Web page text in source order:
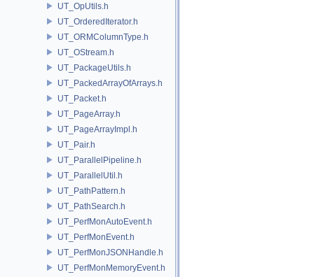
UT_OpUtils.h
UT_OrderedIterator.h
UT_ORMColumnType.h
UT_OStream.h
UT_PackageUtils.h
UT_PackedArrayOfArrays.h
UT_Packet.h
UT_PageArray.h
UT_PageArrayImpl.h
UT_Pair.h
UT_ParallelPipeline.h
UT_ParallelUtil.h
UT_PathPattern.h
UT_PathSearch.h
UT_PerfMonAutoEvent.h
UT_PerfMonEvent.h
UT_PerfMonJSONHandle.h
UT_PerfMonMemoryEvent.h